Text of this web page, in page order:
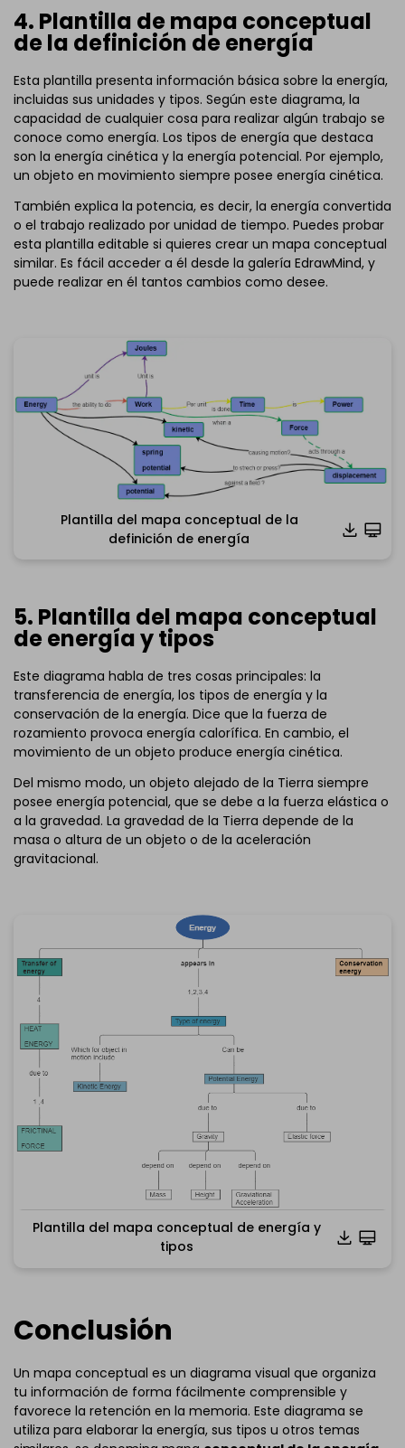
También puedes descargar
EdrawMind Online gratis
desde aquí
abajo.
4. Plantilla de mapa conceptual
de la definición de energía
Esta plantilla presenta información básica sobre la energía,
incluidas sus unidades y tipos. Según este diagrama, la
capacidad de cualquier cosa para realizar algún trabajo se
conoce como energía. Los tipos de energía que destaca
son la energía cinética y la energía potencial. Por ejemplo,
un objeto en movimiento siempre posee energía cinética.
También explica la potencia, es decir, la energía convertida
o el trabajo realizado por unidad de tiempo. Puedes probar
esta plantilla editable si quieres crear un mapa conceptual
similar. Es fácil acceder a él desde la galería EdrawMind, y
puede realizar en él tantos cambios como desee.
Haz clic para descargar y utilizar esta plantilla.
También puedes descargarEdrawMind Onlinegratis
desde aquí
abajo.
Plantilla del mapa conceptual de la
definición de energía
5. Plantilla del mapa conceptual
de energía y tipos
Este diagrama habla de tres cosas principales: la
transferencia de energía, los tipos de energía y la
conservación de la energía. Dice que la fuerza de
rozamiento provoca energía calorífica. En cambio, el
movimiento de un objeto produce energía cinética.
Del mismo modo, un objeto alejado de la Tierra siempre
posee energía potencial, que se debe a la fuerza elástica o
a la gravedad. La gravedad de la Tierra depende de la
masa o altura de un objeto o de la aceleración
gravitacional.
*Elarchivo emmxdebe abrirse en EdrawMind.
aquí
abajo.
También puedes descargarEdrawMind Onlinegratis
desde aquí
abajo.
Plantilla del mapa conceptual de energía y
tipos
Conclusión
Un mapa conceptual es un diagrama visual que organiza
tu información de forma fácilmente comprensible y
favorece la retención en la memoria. Este diagrama se
utiliza para elaborar la energía, sus tipos u otros temas